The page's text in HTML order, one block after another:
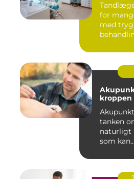
for
med
tanken
naturligt
som kan...